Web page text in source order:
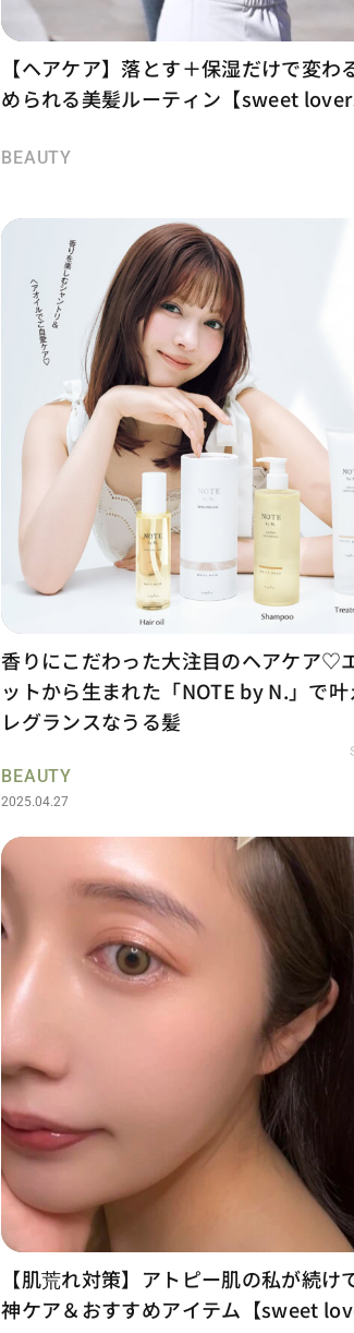
【ヘアケア】落とす＋保湿だけで変わ
められる美髪ルーティン【sweet
BEAUTY
香りにこだわった大注目のヘアケア♡
ットから生まれた「NOTE by N.」で叶
レグランスなうる髪
BEAUTY
2025.04.27
【肌荒れ対策】アトピー肌の私が続け
神ケア＆おすすめアイテム【sweet